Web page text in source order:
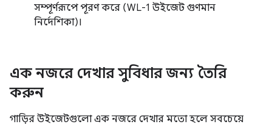
সম্পূর্ণরূপে পূরণ করে (WL-1 উইজেট গুণমান
নির্দেশিকা)।
এক নজরে দেখার সুবিধার জন্য তৈরি
করুন
গাড়ির উইজেটগুলো এক নজরে দেখার মতো হলে সবচেয়ে